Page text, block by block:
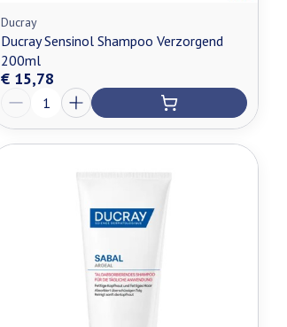
Ducray
Ducray Sensinol Shampoo Verzorgend
200ml
€ 15,78
Aantal